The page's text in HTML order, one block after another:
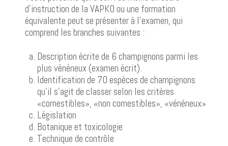
d’instruction de la VAPKO ou une formation
équivalente peut se présenter à l’examen, qui
comprend les branches suivantes :
Description écrite de 6 champignons parmi les
plus vénéneux (examen écrit).
Identification de 70 espèces de champignons
qu’il s’agit de classer selon les critères
«comestibles», «non comestibles», «vénéneux»
Législation
Botanique et toxicologie
Technique de contrôle